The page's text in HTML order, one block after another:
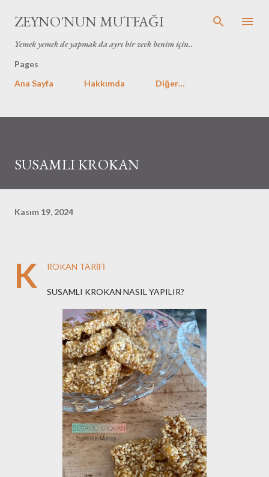
Ana içeriğe atla
ZEYNO'NUN MUTFAĞI
Yemek yemek de yapmak da ayrı bir zevk benim için..
Pages
Ana Sayfa
Hakkımda Diğer…
SUSAMLI KROKAN
Kasım 19, 2024
K ROKAN TARİFİ
SUSAMLI KROKAN NASIL YAPILIR?